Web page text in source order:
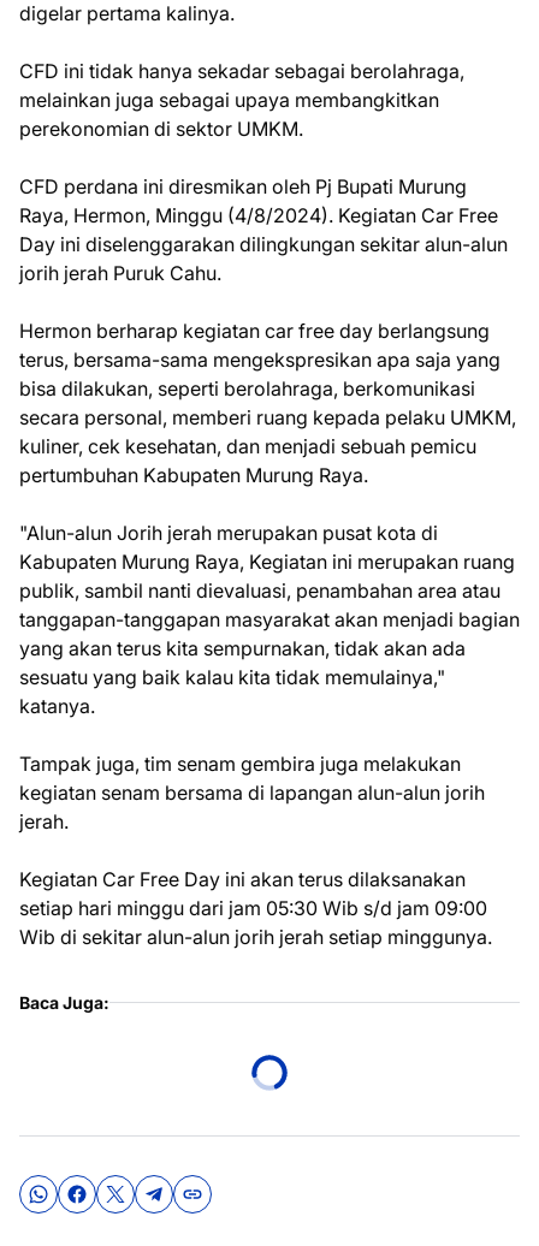
digelar pertama kalinya.
CFD ini tidak hanya sekadar sebagai berolahraga,
melainkan juga sebagai upaya membangkitkan
perekonomian di sektor UMKM.
CFD perdana ini diresmikan oleh Pj Bupati Murung
Raya, Hermon, Minggu (4/8/2024). Kegiatan Car Free
Day ini diselenggarakan dilingkungan sekitar alun-alun
jorih jerah Puruk Cahu.
Hermon berharap kegiatan car free day berlangsung
terus, bersama-sama mengekspresikan apa saja yang
bisa dilakukan, seperti berolahraga, berkomunikasi
secara personal, memberi ruang kepada pelaku UMKM,
kuliner, cek kesehatan, dan menjadi sebuah pemicu
pertumbuhan Kabupaten Murung Raya.
"Alun-alun Jorih jerah merupakan pusat kota di
Kabupaten Murung Raya, Kegiatan ini merupakan ruang
publik, sambil nanti dievaluasi, penambahan area atau
tanggapan-tanggapan masyarakat akan menjadi bagian
yang akan terus kita sempurnakan, tidak akan ada
sesuatu yang baik kalau kita tidak memulainya,"
katanya.
Tampak juga, tim senam gembira juga melakukan
kegiatan senam bersama di lapangan alun-alun jorih
jerah.
Kegiatan Car Free Day ini akan terus dilaksanakan
setiap hari minggu dari jam 05:30 Wib s/d jam 09:00
Wib di sekitar alun-alun jorih jerah setiap minggunya.
Baca Juga: